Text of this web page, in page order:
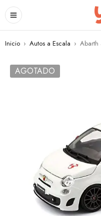
Inicio › Autos a Escala › Abarth
AGOTADO